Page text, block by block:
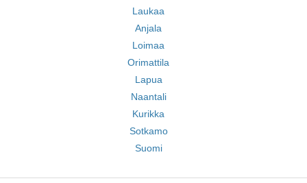
Laukaa
Anjala
Loimaa
Orimattila
Lapua
Naantali
Kurikka
Sotkamo
Suomi